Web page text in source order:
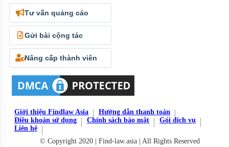
Tư vấn quảng cáo
Gửi bài cộng tác
Nâng cấp thành viên
Giới thiệu Findlaw Asia
Hướng dẫn thanh toán
Điều khoản sử dụng
Chính sách bảo mật
Gói dịch vụ
Liên hệ
© Copyright 2020 | Find-law.asia | All Rights Reserved